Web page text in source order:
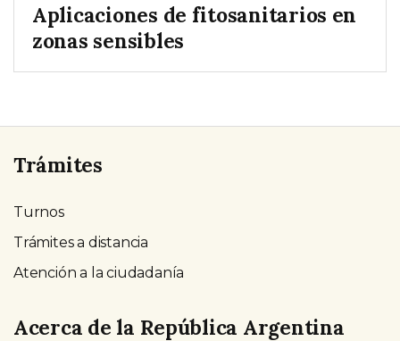
Aplicaciones de fitosanitarios en
zonas sensibles
Trámites
Turnos
Trámites a distancia
Atención a la ciudadanía
Acerca de la República Argentina